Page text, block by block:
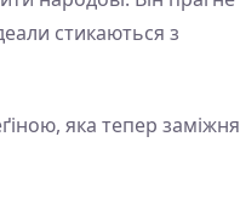
стикаються з
яка тепер заміжня